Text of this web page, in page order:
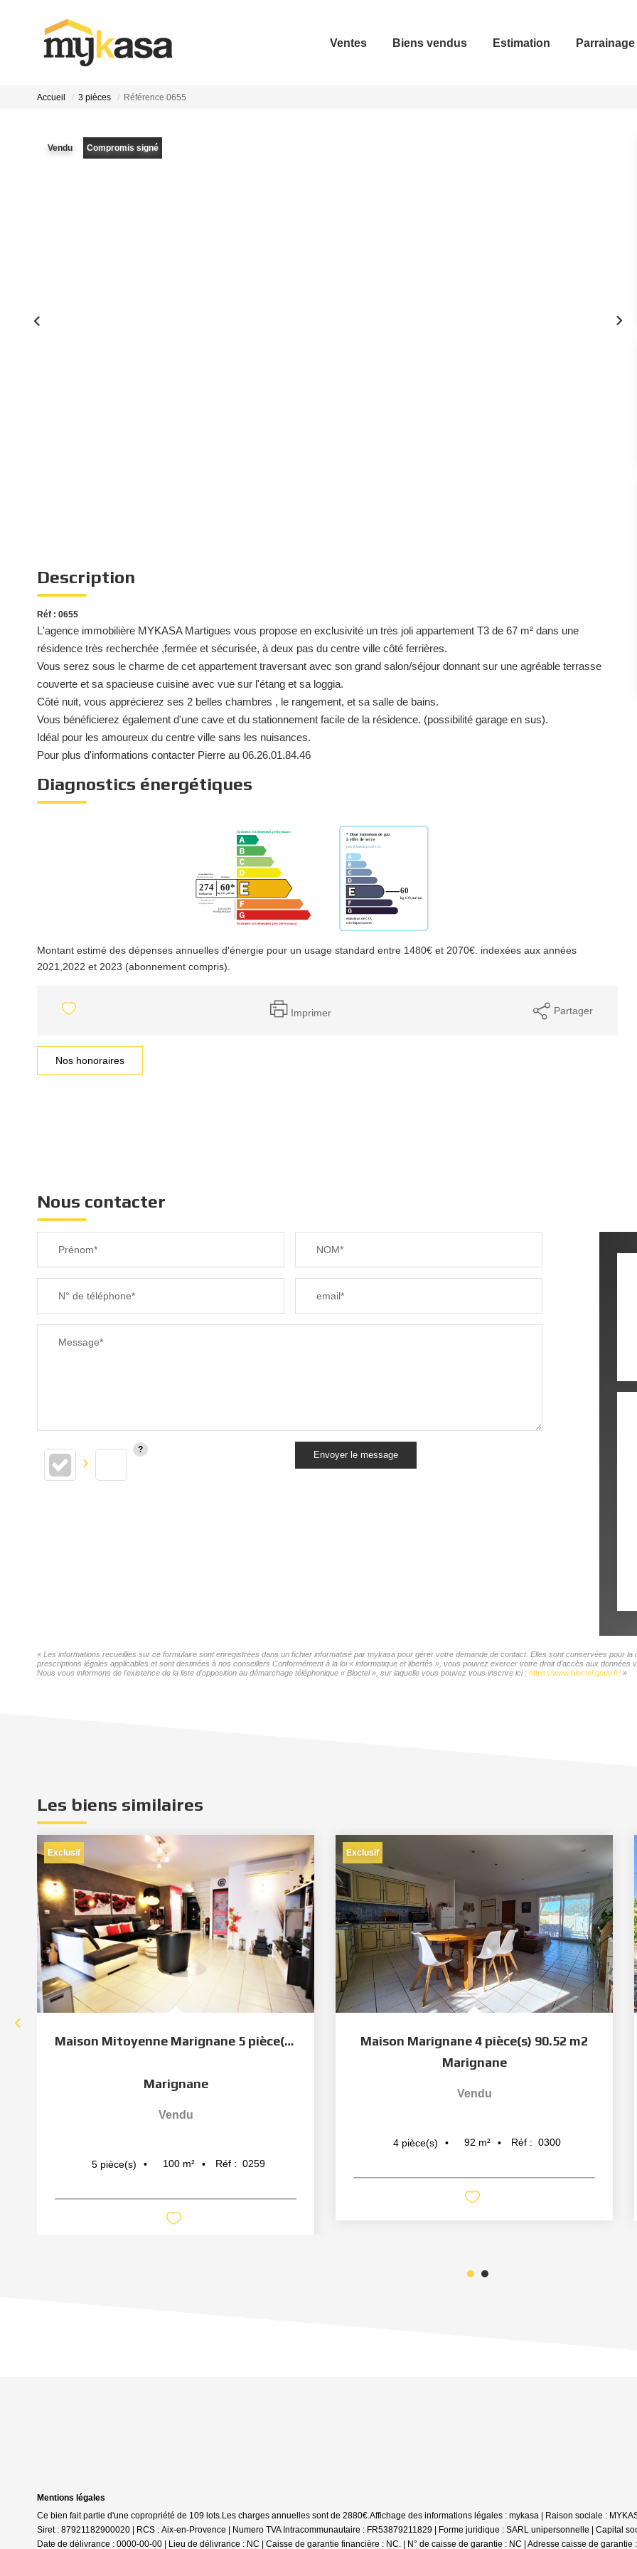
Ventes Biens vendus Estimation Parrainage
Accueil 3 pièces Référence 0655
Vendu Compromis signé
Description
Réf : 0655
L'agence immobilière MYKASA Martigues vous propose en exclusivité un très joli appartement T3 de 67 m² dans une
résidence très recherchée ,fermée et sécurisée, à deux pas du centre ville côté ferrières.
Vous serez sous le charme de cet appartement traversant avec son grand salon/séjour donnant sur une agréable terrasse
couverte et sa spacieuse cuisine avec vue sur l'étang et sa loggia.
Côté nuit, vous apprécierez ses 2 belles chambres , le rangement, et sa salle de bains.
Vous bénéficierez également d'une cave et du stationnement facile de la résidence. (possibilité garage en sus).
Idéal pour les amoureux du centre ville sans les nuisances.
Pour plus d'informations contacter Pierre au 06.26.01.84.46
Diagnostics énergétiques
Montant estimé des dépenses annuelles d'énergie pour un usage standard entre 1480€ et 2070€. indexées aux années
2021,2022 et 2023 (abonnement compris).
Imprimer Partager
Nos honoraires
Nous contacter
Prénom* NOM*
N° de téléphone* email*
Message*
Envoyer le message
« Les informations recueillies sur ce formulaire sont enregistrées dans un fichier informatisé par mykasa pour gérer votre demande de contact. Elles sont conservées pour
prescriptions légales applicables et sont destinées à nos conseillers Conformément à la loi « informatique et libertés », vous pouvez exercer votre droit d'accès aux
Nous vous informons de l'existence de la liste d'opposition au démarchage téléphonique « Bloctel », sur laquelle vous pouvez vous inscrire ici : https://www.bloctel.gouv.fr/»
Les biens similaires
Exclusif
Maison Mitoyenne Marignane 5 pièce(s) avec terrasse et...
Marignane
Vendu
5 pièce(s) 100 m² Réf : 0259
Exclusif
Maison Marignane 4 pièce(s) 90.52 m2
Marignane
Vendu
4 pièce(s) 92 m² Réf : 0300
Mentions légales
Ce bien fait partie d'une copropriété de 109 lots.Les charges annuelles sont de 2880€.Affichage des informations légales : mykasa | Raison sociale :
Siret : 87921182900020 | RCS : Aix-en-Provence | Numero TVA Intracommunautaire : FR53879211829 | Forme juridique : SARL unipersonnelle | Capital
Date de délivrance : 0000-00-00 | Lieu de délivrance : NC | Caisse de garantie financière : NC. | N° de caisse de garantie : NC | Adresse caisse de garantie